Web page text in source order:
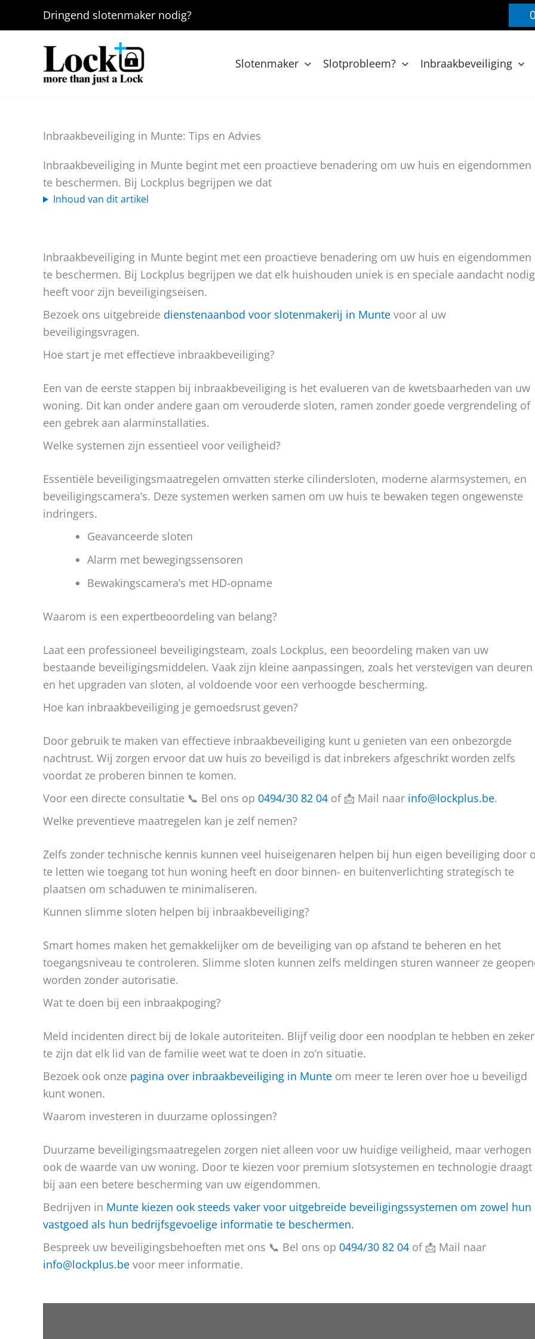
Dringend slotenmaker nodig?
Slotenmaker Slotprobleem? Inbraakbeveiliging
Inbraakbeveiliging in Munte: Tips en Advies
Inbraakbeveiliging in Munte begint met een proactieve benadering om uw huis en eigendommen
te beschermen. Bij Lockplus begrijpen we dat
Inhoud van dit artikel
Inbraakbeveiliging in Munte begint met een proactieve benadering om uw huis en eigendommen
te beschermen. Bij Lockplus begrijpen we dat elk huishouden uniek is en speciale aandacht nodig
heeft voor zijn beveiligingseisen.
Bezoek ons uitgebreide dienstenaanbod voor slotenmakerij in Munte voor al uw
beveiligingsvragen.
Hoe start je met effectieve inbraakbeveiliging?
Een van de eerste stappen bij inbraakbeveiliging is het evalueren van de kwetsbaarheden van uw
woning. Dit kan onder andere gaan om verouderde sloten, ramen zonder goede vergrendeling of
een gebrek aan alarminstallaties.
Welke systemen zijn essentieel voor veiligheid?
Essentiële beveiligingsmaatregelen omvatten sterke cilindersloten, moderne alarmsystemen, en
beveiligingscamera’s. Deze systemen werken samen om uw huis te bewaken tegen ongewenste
indringers.
Geavanceerde sloten
Alarm met bewegingssensoren
Bewakingscamera’s met HD-opname
Waarom is een expertbeoordeling van belang?
Laat een professioneel beveiligingsteam, zoals Lockplus, een beoordeling maken van uw
bestaande beveiligingsmiddelen. Vaak zijn kleine aanpassingen, zoals het verstevigen van deuren
en het upgraden van sloten, al voldoende voor een verhoogde bescherming.
Hoe kan inbraakbeveiliging je gemoedsrust geven?
Door gebruik te maken van effectieve inbraakbeveiliging kunt u genieten van een onbezorgde
nachtrust. Wij zorgen ervoor dat uw huis zo beveiligd is dat inbrekers afgeschrikt worden zelfs
voordat ze proberen binnen te komen.
Voor een directe consultatie 📞 Bel ons op 0494/30 82 04 of 📩 Mail naar info@lockplus.be.
Welke preventieve maatregelen kan je zelf nemen?
Zelfs zonder technische kennis kunnen veel huiseigenaren helpen bij hun eigen beveiliging door
te letten wie toegang tot hun woning heeft en door binnen- en buitenverlichting strategisch te
plaatsen om schaduwen te minimaliseren.
Kunnen slimme sloten helpen bij inbraakbeveiliging?
Smart homes maken het gemakkelijker om de beveiliging van op afstand te beheren en het
toegangsniveau te controleren. Slimme sloten kunnen zelfs meldingen sturen wanneer ze
worden zonder autorisatie.
Wat te doen bij een inbraakpoging?
Meld incidenten direct bij de lokale autoriteiten. Blijf veilig door een noodplan te hebben en zeker
te zijn dat elk lid van de familie weet wat te doen in zo’n situatie.
Bezoek ook onze pagina over inbraakbeveiliging in Munte om meer te leren over hoe u beveiligd
kunt wonen.
Waarom investeren in duurzame oplossingen?
Duurzame beveiligingsmaatregelen zorgen niet alleen voor uw huidige veiligheid, maar verhogen
ook de waarde van uw woning. Door te kiezen voor premium slotsystemen en technologie draagt
bij aan een betere bescherming van uw eigendommen.
Bedrijven in Munte kiezen ook steeds vaker voor uitgebreide beveiligingssystemen om zowel hun
vastgoed als hun bedrijfsgevoelige informatie te beschermen.
Bespreek uw beveiligingsbehoeften met ons 📞 Bel ons op 0494/30 82 04 of 📩 Mail naar
info@lockplus.be voor meer informatie.